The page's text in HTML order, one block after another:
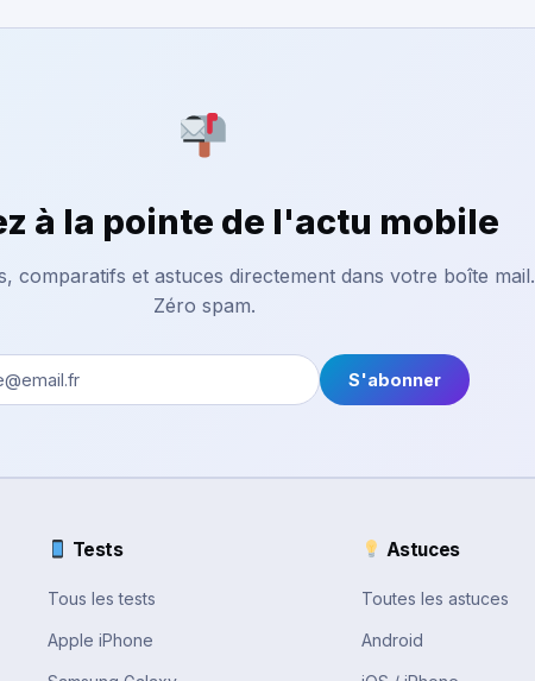
à la pointe de l'actu mobile
comparatifs et astuces directement dans votre boîte mail.
Zéro spam.
S'abonner
Tests
Tous les tests
Apple iPhone
Astuces
Toutes les astuces
Android